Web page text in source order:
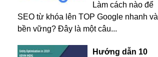
Làm cách nào để
SEO từ khóa lên TOP Google nhanh và
bền vững? Đây là một câu...
Hướng dẫn 10